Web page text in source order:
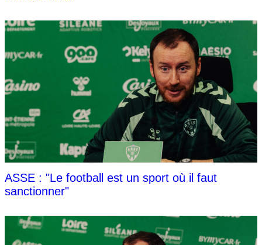
ASSE : "Le football est un sport où il faut
sanctionner"